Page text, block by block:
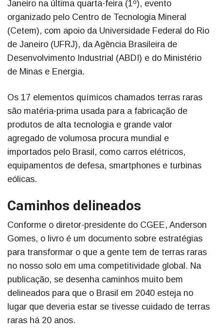
Janeiro na última quarta-feira (1º), evento
organizado pelo Centro de Tecnologia Mineral
(Cetem), com apoio da Universidade Federal do Rio
de Janeiro (UFRJ), da Agência Brasileira de
Desenvolvimento Industrial (ABDI) e do Ministério
de Minas e Energia.
Os 17 elementos químicos chamados terras raras
são matéria-prima usada para a fabricação de
produtos de alta tecnologia e grande valor
agregado de volumosa procura mundial e
importados pelo Brasil, como carros elétricos,
equipamentos de defesa, smartphones e turbinas
eólicas.
Caminhos delineados
Conforme o diretor-presidente do CGEE, Anderson
Gomes, o livro é um documento sobre estratégias
para transformar o que a gente tem de terras raras
no nosso solo em uma competitividade global. Na
publicação, se desenha caminhos muito bem
delineados para que o Brasil em 2040 esteja no
lugar que deveria estar se tivesse cuidado de terras
raras há 20 anos.